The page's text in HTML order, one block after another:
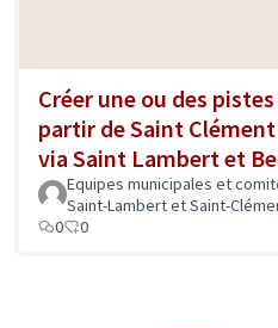
Créer une ou des
partir de Saint
via Saint Lambert et
Equipes municipales et
Saint-Lambert et Saint-
0
0